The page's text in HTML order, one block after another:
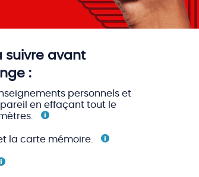
suivre avant
:
personnels et
en effaçant tout le
la carte mémoire.